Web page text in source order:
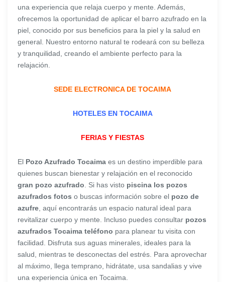
una experiencia que relaja cuerpo y mente. Además,
ofrecemos la oportunidad de aplicar el barro azufrado en la
piel, conocido por sus beneficios para la piel y la salud en
general. Nuestro entorno natural te rodeará con su belleza
y tranquilidad, creando el ambiente perfecto para la
relajación.
SEDE ELECTRONICA DE TOCAIMA
HOTELES EN TOCAIMA
FERIAS Y FIESTAS
El Pozo Azufrado Tocaima es un destino imperdible para
quienes buscan bienestar y relajación en el reconocido
gran pozo azufrado . Si has visto piscina los pozos
azufrados fotos o buscas información sobre el pozo de
azufre , aquí encontrarás un espacio natural ideal para
revitalizar cuerpo y mente. Incluso puedes consultar pozos
azufrados Tocaima teléfono para planear tu visita con
facilidad. Disfruta sus aguas minerales, ideales para la
salud, mientras te desconectas del estrés. Para aprovechar
al máximo, llega temprano, hidrátate, usa sandalias y vive
una experiencia única en Tocaima.